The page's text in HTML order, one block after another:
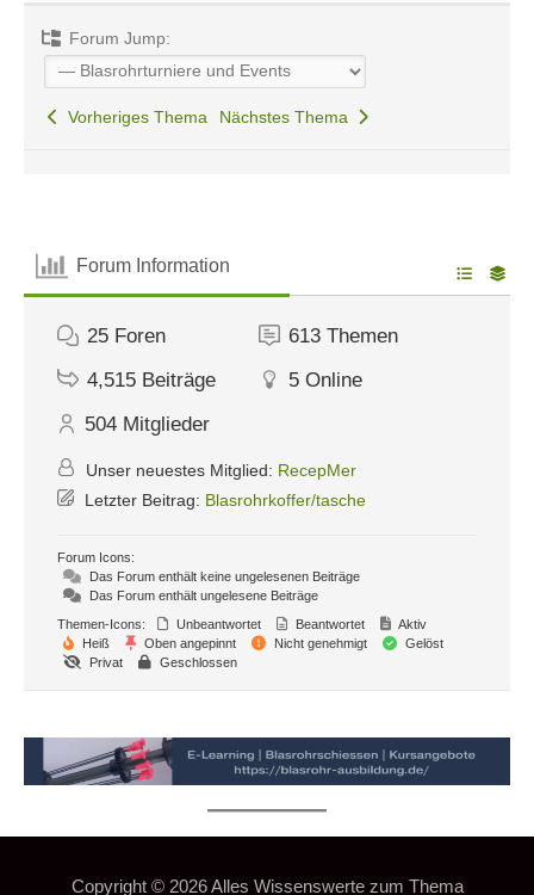
Forum Jump:
Vorheriges Thema Nächstes Thema
Forum Information
25 Foren 613 Themen
4,515 Beiträge 5 Online
504 Mitglieder
Unser neuestes Mitglied: RecepMer
Letzter Beitrag: Blasrohrkoffer/tasche
Forum Icons:
Das Forum enthält keine ungelesenen Beiträge
Das Forum enthält ungelesene Beiträge
Themen-Icons:
Unbeantwortet Beantwortet
Aktiv
Heiß
Oben angepinnt Nicht genehmigt
Gelöst
Privat
Geschlossen
Copyright © 2026Alles Wissenswerte zum Thema